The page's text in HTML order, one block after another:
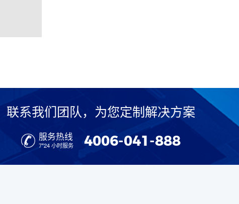
联系我们团队，为您定制解决方案
服务热线
7*24 小时服务 4006-041-888